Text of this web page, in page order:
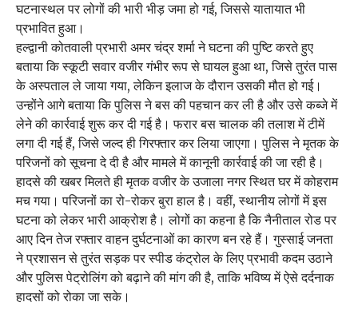
घटनास्थल पर लोगों की भारी भीड़ जमा हो गई, जिससे यातायात भी
प्रभावित हुआ।
हल्द्वानी कोतवाली प्रभारी अमर चंद्र शर्मा ने घटना की पुष्टि करते हुए
बताया कि स्कूटी सवार वजीर गंभीर रूप से घायल हुआ था, जिसे तुरंत पास
के अस्पताल ले जाया गया, लेकिन इलाज के दौरान उसकी मौत हो गई।
उन्होंने आगे बताया कि पुलिस ने बस की पहचान कर ली है और उसे कब्जे में
लेने की कार्रवाई शुरू कर दी गई है। फरार बस चालक की तलाश में टीमें
लगा दी गई हैं, जिसे जल्द ही गिरफ्तार कर लिया जाएगा। पुलिस ने मृतक के
परिजनों को सूचना दे दी है और मामले में कानूनी कार्रवाई की जा रही है।
हादसे की खबर मिलते ही मृतक वजीर के उजाला नगर स्थित घर में कोहराम
मच गया। परिजनों का रो-रोकर बुरा हाल है। वहीं, स्थानीय लोगों में इस
घटना को लेकर भारी आक्रोश है। लोगों का कहना है कि नैनीताल रोड पर
आए दिन तेज रफ्तार वाहन दुर्घटनाओं का कारण बन रहे हैं। गुस्साई जनता
ने प्रशासन से तुरंत सड़क पर स्पीड कंट्रोल के लिए प्रभावी कदम उठाने
और पुलिस पेट्रोलिंग को बढ़ाने की मांग की है, ताकि भविष्य में ऐसे दर्दनाक
हादसों को रोका जा सके।